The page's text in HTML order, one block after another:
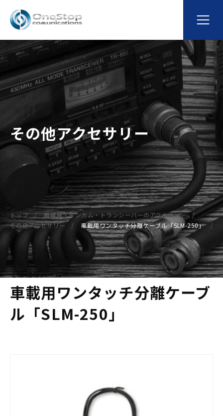
その他アクセサリー
トップ
無線機・インカム・トランシーバーのアクセサリー
その他アクセサリー
車載用ワンタッチ分離ケーブル「SLM-250」
その他のメーカー
車載用ワンタッチ分離ケーブ
ル「SLM-250」